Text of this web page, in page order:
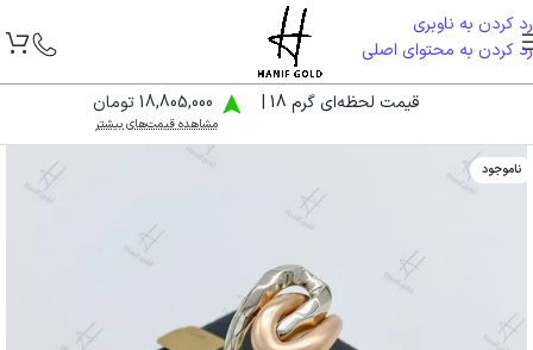
رد کردن به ناوبری
رد کردن به محتوای اصلی
قیمت لحظه‌ای گرم 18 | 18,805,000 تومان
مشاهده قیمت‌های بیشتر
ناموجود